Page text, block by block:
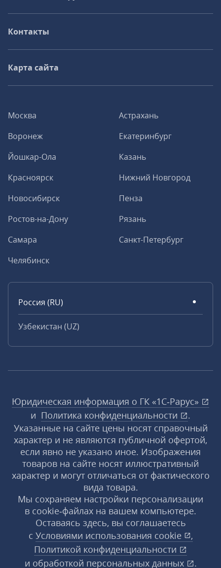
Москва
Астрахань
Воронеж
Екатеринбург
Йошкар-Ола
Казань
Красноярск
Нижний Новгород
Новосибирск
Пенза
Ростов-на-Дону
Рязань
Самара
Санкт-Петербург
Челябинск
Россия (RU)
Узбекистан (UZ)
Контакты
Карта сайта
Юридическая информация о ГК «1С‑Рарус»
и Политика конфиденциальности
.
Указанные на сайте цены носят справочный
характер и не являются публичной офертой,
если явно не указано иное. Изображения
товаров на сайте носят иллюстративный
характер и могут отличаться от фактического
вида товара.
Мы сохраняем настройки персонализации
в cookie‑файлах на вашем компьютере.
Оставаясь здесь, вы соглашаетесь
с Условиями использования cookie
,
Политикой конфиденциальности
и обработкой персональных данных .